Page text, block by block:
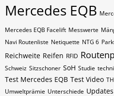
Mercedes EQB
Mercedes EQB Facelift Messwerte
Navi Routenliste Netiquette NTG 6
Reichweite Reifen RFID
Schweiz Sitzschoner SoH Studie
Test Mercedes EQB Test Video
Umweltprämie Unterschiede Updates